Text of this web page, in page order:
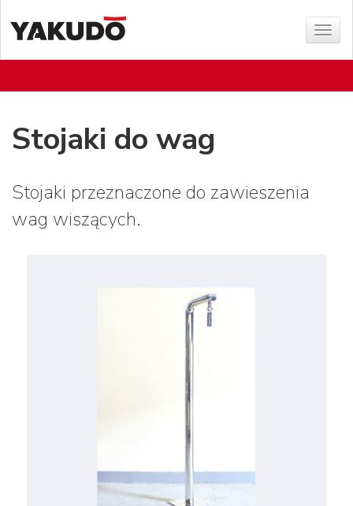
Show
menu
Stojaki do wag
Stojaki przeznaczone do zawieszenia
wag wiszących.